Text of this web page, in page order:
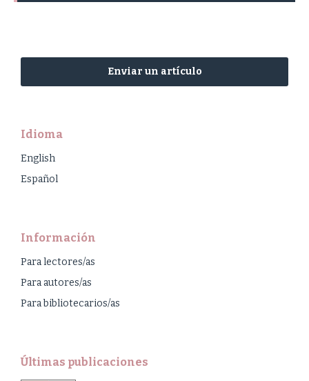
Enviar un artículo
Idioma
English
Español
Información
Para lectores/as
Para autores/as
Para bibliotecarios/as
Últimas publicaciones